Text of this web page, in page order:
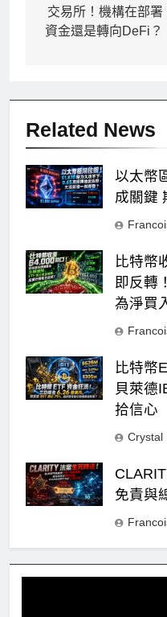
導
覽
交易所！機構在部署
資金還是轉向DeFi？
Related News
以太幣
成關鍵
比特幣
即反轉
為淨買
比特幣
貝萊德
拾信心
Crystal
免責與